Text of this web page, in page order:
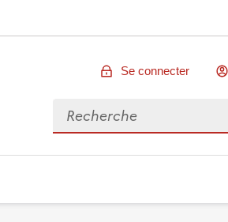
Se connecter
Rechercher des données